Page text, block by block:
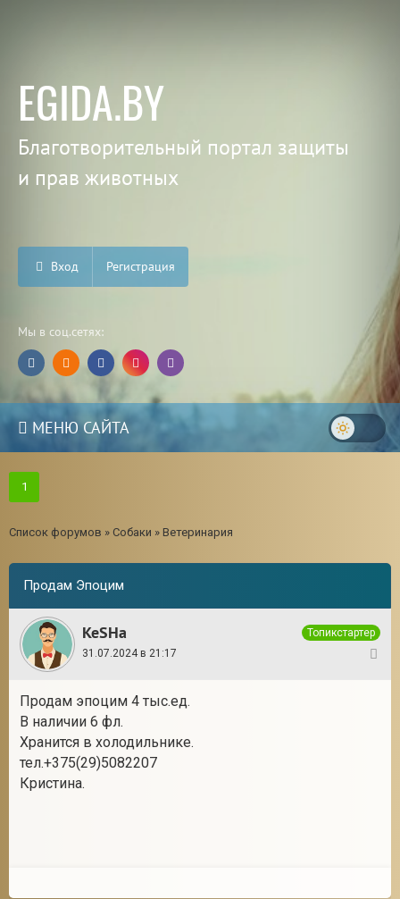
EGIDA.BY
Благотворительный портал защиты
и прав животных
Вход Регистрация
Мы в соц.сетях:
МЕНЮ САЙТА
1
Список форумов » Собаки » Ветеринария
Продам Эпоцим
KeSHa
Топикстартер
31.07.2024 в 21:17
Продам эпоцим 4 тыс.ед.
В наличии 6 фл.
Хранится в холодильнике.
тел.+375(29)5082207
Кристина.